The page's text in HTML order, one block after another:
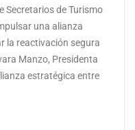
Secretarios de Turismo
una alianza
la reactivación segura
Manzo, Presidenta
estratégica entre